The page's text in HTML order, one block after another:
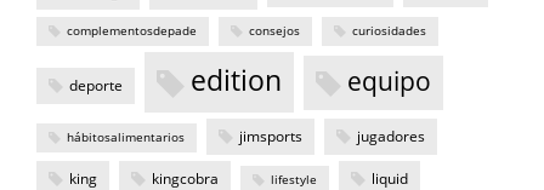
complementosdepade consejos curiosidades
deporte edition equipo
hábitosalimentarios jimsports jugadores
king kingcobra lifestyle liquid